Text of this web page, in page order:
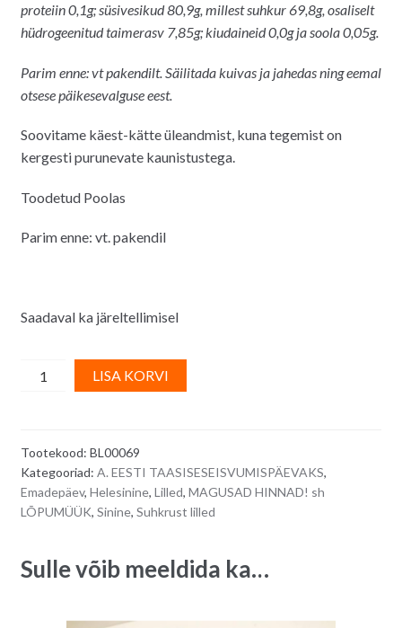
proteiin 0,1g;süsivesikud 80,9g, millest suhkur 69,8g, osaliselt
hüdrogeenitud taimerasv 7,85g;kiudaineid 0,0g ja soola 0,05g.
Parim enne: vt pakendilt. Säilitada kuivas jajahedasning eemal
otsese päikesevalguse eest.
Soovitame käest-kätte üleandmist, kuna tegemist on
kergesti purunevate kaunistustega.
Toodetud Poolas
Parim enne: vt. pakendil
Saadaval ka järeltellimisel
Suhkrumassist
kaunistus
põldlilled
valgetest
pärlitest
tk
LISA KORVI
a
:
Tootekood: BL00069
Kategooriad: A. EESTI TAASISESEISVUMISPÄEVAKS,
Emadepäev, Helesinine, Lilled, MAGUSAD HINNAD! sh
LÕPUMÜÜK, Sinine, Suhkrust lilled
Sulle võib meeldida ka…